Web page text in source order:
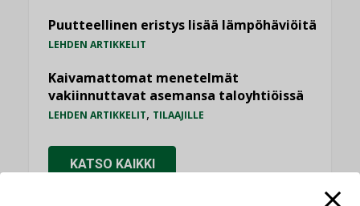
Puutteellinen eristys lisää lämpöhäviöitä
LEHDEN ARTIKKELIT
Kaivamattomat menetelmät
vakiinnuttavat asemansa taloyhtiöissä
LEHDEN ARTIKKELIT, TILAAJILLE
KATSO KAIKKI